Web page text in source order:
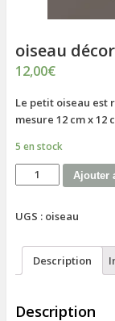
oiseau
12,00€
Le petit oiseau est
mesure 12 cm x 12
5 en stock
Ajouter
UGS : oiseau
Description
Description